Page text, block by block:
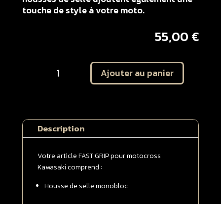
touche de style à votre moto.
55,00 €
monobloc
Kawasaki
/
250
1999
Ajouter au panier
Description
Votre article FAST GRIP pour motocross
Kawasaki comprend :
Housse de selle monobloc